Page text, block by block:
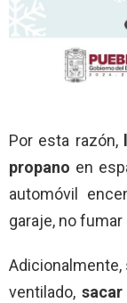
Por esta razón,
propano en
automóvil
garaje, no
Adicionalmente,
ventilado,